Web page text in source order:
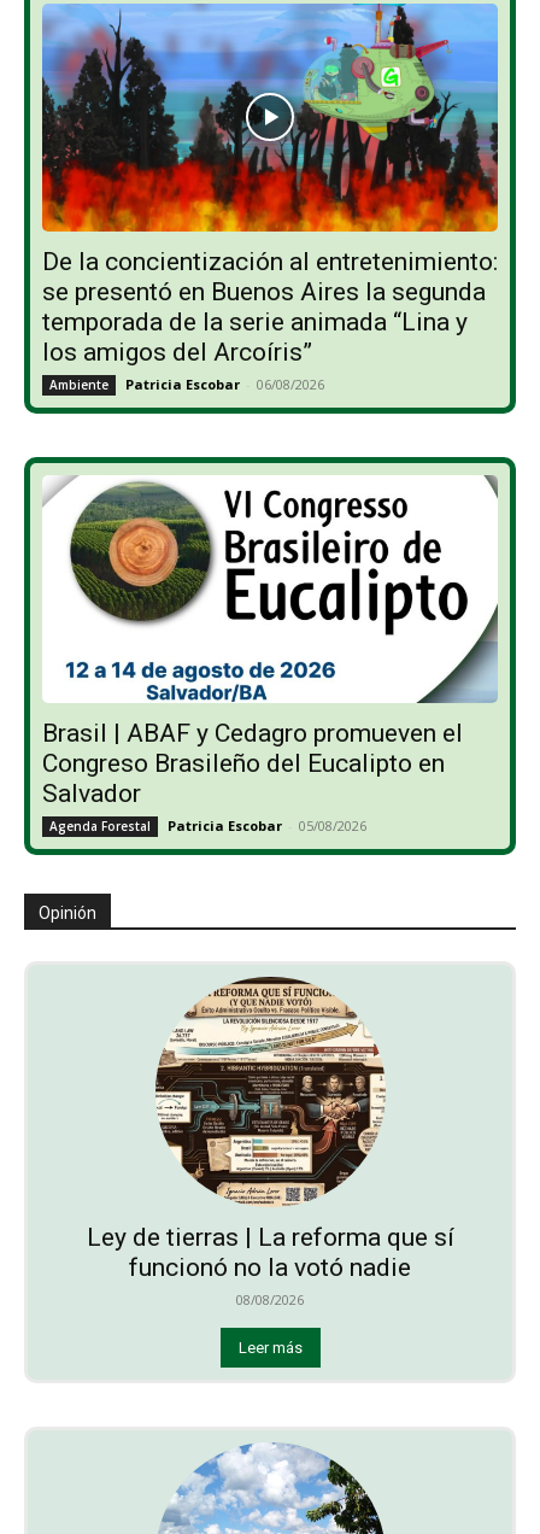
De la concientización al entretenimiento:
se presentó en Buenos Aires la segunda
temporada de la serie animada “Lina y
los amigos del Arcoíris”
Ambiente Patricia Escobar - 06/08/2026
Brasil | ABAF y Cedagro promueven el
Congreso Brasileño del Eucalipto en
Salvador
Agenda Forestal Patricia Escobar - 05/08/2026
Opinión
Ley de tierras | La reforma que sí
funcionó no la votó nadie
08/08/2026
Leer más